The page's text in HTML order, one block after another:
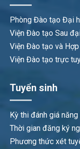
Phòng Đào tạo Đại
Viện Đào tạo Sau
Viện Đào tạo và
Viện Đào tạo trực
Tuyển sinh
Kỳ thi đánh giá
Thời gian đăng ký
Phương thức xét